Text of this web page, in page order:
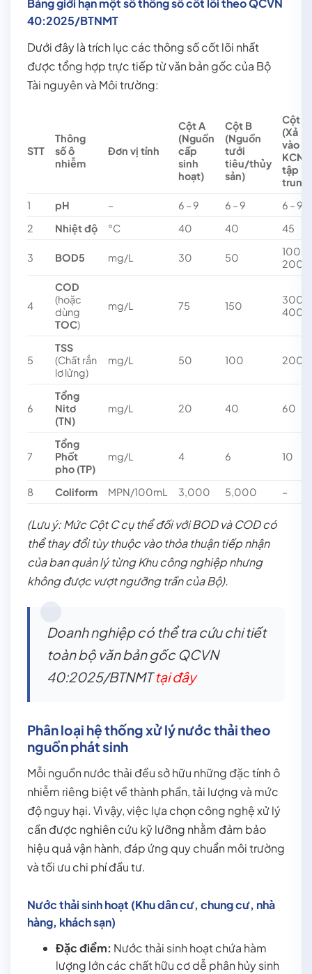
Bảng giới hạn một số thông số cốt lõi theo QCVN
40:2025/BTNMT
Dưới đây là trích lục các thông số cốt lõi nhất
được tổng hợp trực tiếp từ văn bản gốc của Bộ
Tài nguyên và Môi trường:
STT
Thông
số ô
nhiễm
Đơn vị tính
Cột A
(Nguồn
cấp
sinh
hoạt)
Cột B
(Nguồn
tưới
tiêu/thủy
sản)
Cột C
(Xả
vào
KCN
tập
trung)
1
pH – 6 – 9 6 – 9
6 – 9
2
Nhiệt độ °C 40 40 45
3 BOD5 mg/L 30 50
100 –
200*
4
COD
(hoặc
dùng
TOC)
mg/L 75 150
300 –
400*
5
TSS
(Chất rắn
lơ lửng)
mg/L 50 100 200
6
Tổng
Nitơ
(TN)
mg/L 20 40 60
7
Tổng
Phốt
pho (TP)
mg/L 4 6 10
8 Coliform MPN/100mL 3,000 5,000 –
(Lưu ý: Mức Cột C cụ thể đối với BOD và COD có
thể thay đổi tùy thuộc vào thỏa thuận tiếp nhận
của ban quản lý từng Khu công nghiệp nhưng
không được vượt ngưỡng trần của Bộ).
Doanh nghiệp có thể tra cứu chi tiết
toàn bộ văn bản gốc QCVN
40:2025/BTNMTtại đây
Phân loại hệ thống xử lý nước thải theo
nguồn phát sinh
Mỗi nguồn nước thải đều sở hữu những đặc tính ô
nhiễm riêng biệt về thành phần, tải lượng và mức
độ nguy hại. Vì vậy, việc lựa chọn công nghệ xử lý
cần được nghiên cứu kỹ lưỡng nhằm đảm bảo
hiệu quả vận hành, đáp ứng quy chuẩn môi trường
và tối ưu chi phí đầu tư.
Nước thải sinh hoạt (Khu dân cư, chung cư, nhà
hàng, khách sạn)
Đặc điểm: Nước thải sinh hoạt chứa hàm
lượng lớn các chất hữu cơ dễ phân hủy sinh